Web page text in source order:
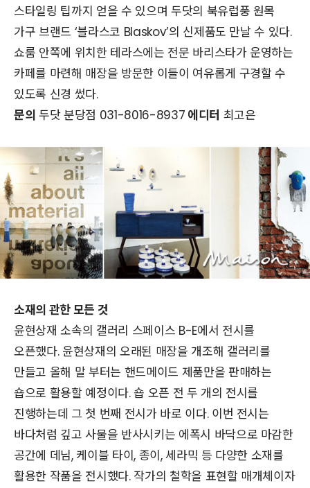
스타일링 팁까지 얻을 수 있으며 두닷의 북유럽풍 원목
가구 브랜드 ‘블라스코 Blaskov’의 신제품도 만날 수 있다.
쇼룸 안쪽에 위치한 테라스에는 전문 바리스타가 운영하는
카페를 마련해 매장을 방문한 이들이 여유롭게 구경할 수
있도록 신경 썼다.
문의 두닷 분당점 031-8016-8937 에디터 최고은
소재의 관한 모든 것
윤현상재 소속의 갤러리 스페이스 B-E에서 전시를
오픈했다. 윤현상재의 오래된 매장을 개조해 갤러리를
만들고 올해 말 부터는 핸드메이드 제품만을 판매하는
숍으로 활용할 예정이다. 숍 오픈 전 두 개의 전시를
진행하는데 그 첫 번째 전시가 바로 이다. 이번 전시는
바다처럼 깊고 사물을 반사시키는 에폭시 바닥으로 마감한
공간에 데님, 케이블 타이, 종이, 세라믹 등 다양한 소재를
활용한 작품을 전시했다. 작가의 철학을 표현할 매개체이자